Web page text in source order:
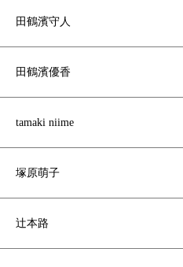
田鶴濱守人
田鶴濱優香
tamaki niime
塚原萌子
辻本路